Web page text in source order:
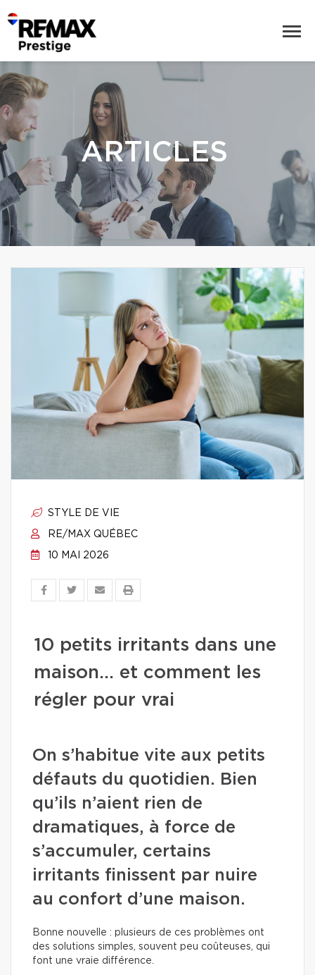
ARTICLES
STYLE DE VIE
RE/MAX QUÉBEC
10 MAI 2026
10 petits irritants dans une
maison… et comment les
régler pour vrai
On s’habitue vite aux petits
défauts du quotidien. Bien
qu’ils n’aient rien de
dramatiques, à force de
s’accumuler, certains
irritants finissent par nuire
au confort d’une maison.
Bonne nouvelle : plusieurs de ces problèmes ont
des solutions simples, souvent peu coûteuses, qui
font une vraie différence.